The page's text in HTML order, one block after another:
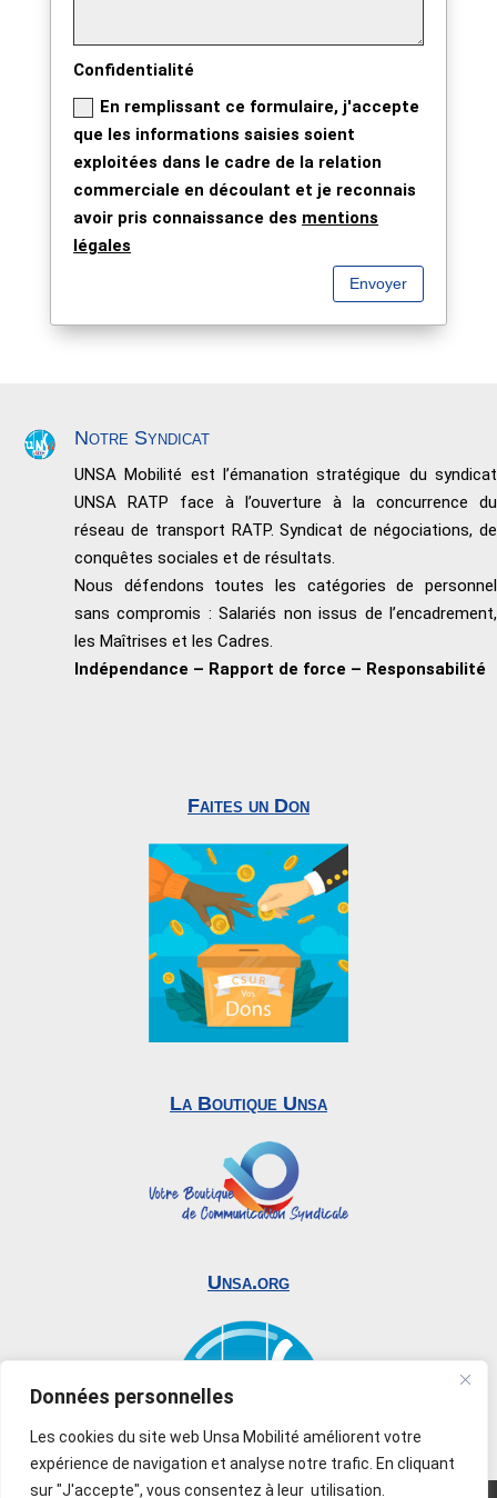
Données personnelles
Les cookies du site web Unsa Mobilité améliorent votre
expérience de navigation et analyse notre trafic. En cliquant
sur "J'accepte", vous consentez à leur utilisation.
Confidentialité
En remplissant ce formulaire, j'accepte
que les informations saisies soient
exploitées dans le cadre de la relation
commerciale en découlant et je reconnais
avoir pris connaissance des mentions
légales
Envoyer
Notre Syndicat
UNSA Mobilité est l’émanation stratégique du syndicat
UNSA RATP face à l’ouverture à la concurrence du
réseau de transport RATP. Syndicat de négociations, de
conquêtes sociales et de résultats.
Nous défendons toutes les catégories de personnel
sans compromis : Salariés non issus de l’encadrement,
les Maîtrises et les Cadres.
Indépendance – Rapport de force – Responsabilité
Faites un Don
La Boutique Unsa
Unsa.org